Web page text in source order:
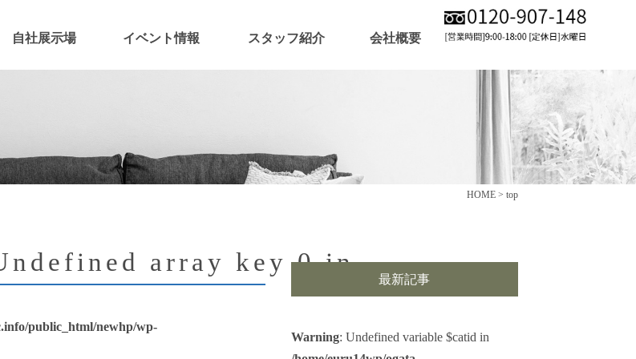
自社展示場 イベント情報 スタッフ紹介 会社概要
array key 0 in
HOME > top
public_html/newhp/wp-
最新記事
Warning: Undefined variable $catid in